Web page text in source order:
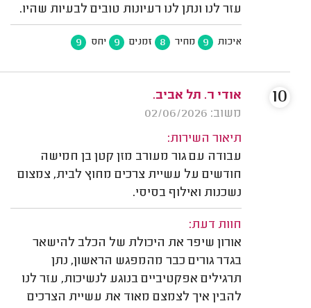
עזר לנו ונתן לנו רעיונות טובים לבעיות שהיו.
איכות 9 מחיר 8 זמנים 9 יחס 9
אודי ר. תל אביב.
משוב: 02/06/2026
תיאור השירות:
עבודה עם גור מעורב מזן קטן בן חמישה
חודשים על עשיית צרכים מחוץ לבית, צמצום
נשכנות ואילוף בסיסי.
חוות דעת:
אורון שיפר את היכולת של הכלב להישאר
בגדר גורים כבר מהמפגש הראשון, נתן
תרגילים אפקטיביים בנוגע לנשיכות, עזר לנו
להבין איך לצמצם מאוד את עשיית הצרכים
10